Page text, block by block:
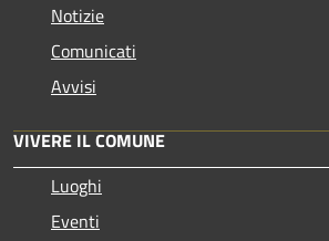
Notizie
Comunicati
Avvisi
VIVERE IL COMUNE
Luoghi
Eventi